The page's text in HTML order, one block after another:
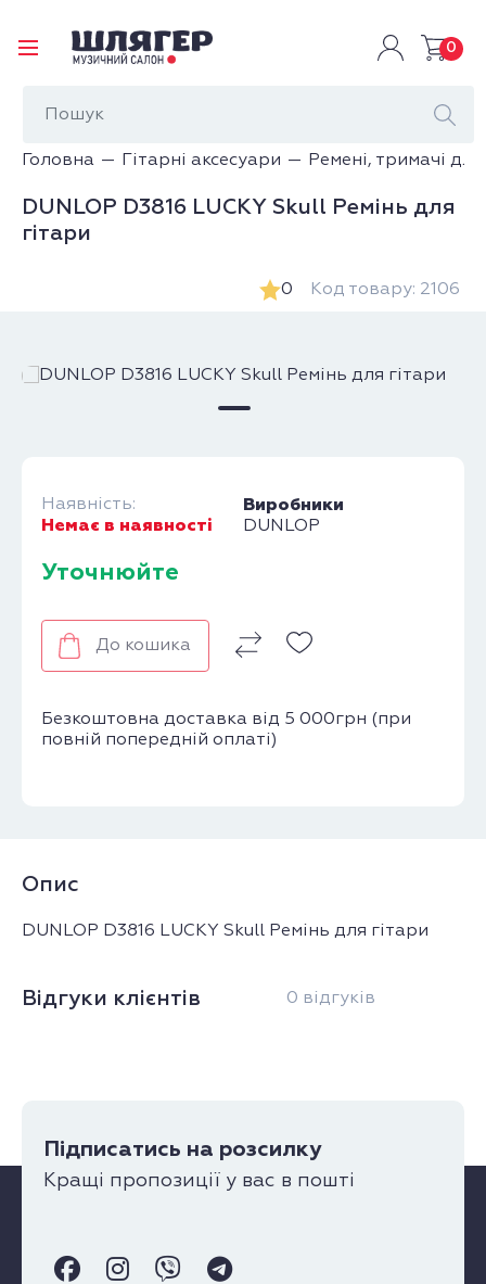
0
Головна Гітарні аксесуари Ремені, тримачі
DUNLOP D3816 LUCKY Skull Ремінь для
гітари
0 Код товару: 2106
Наявність:
Немає в наявності
Виробники
DUNLOP
Уточнюйте
До кошика
Безкоштовна доставка від 5 000грн (при
повній попередній оплаті)
Опис
DUNLOP D3816 LUCKY Skull Ремінь для гітари
Відгуки клієнтів 0 відгуків
Підписатись на розсилку
Кращі пропозиції у вас в пошті